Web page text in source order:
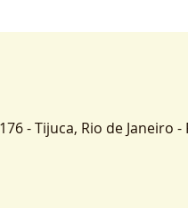
- Tijuca, Rio de Janeiro -